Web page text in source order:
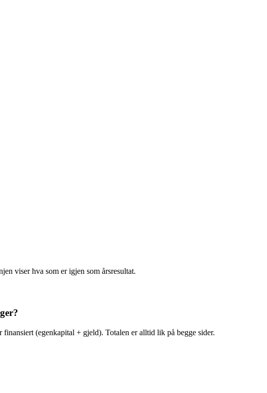
viser hva som er igjen som årsresultat.
(egenkapital + gjeld). Totalen er alltid lik på begge sider.